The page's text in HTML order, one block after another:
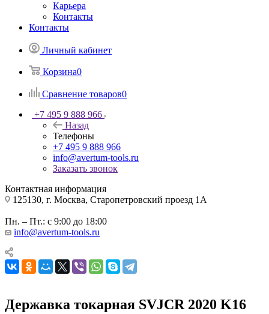
Карьера
Контакты
Контакты
Личный кабинет
Корзина0
Сравнение товаров0
+7 495 9 888 966
Назад
Телефоны
+7 495 9 888 966
info@avertum-tools.ru
Заказать звонок
Контактная информация
125130, г. Москва, Старопетровский проезд 1А
Пн. – Пт.: с 9:00 до 18:00
info@avertum-tools.ru
Державка токарная SVJCR 2020 K16